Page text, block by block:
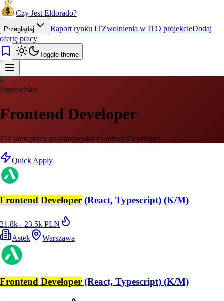
Czy Jest Eldorado?
Przeglądaj Raport rynku ITZwolnienia w ITO projekcieDodaj
ofertę pracy
Toggle theme
F
Stanowisko
Frontend Developer
711 ofert pracy na stanowisku Frontend Developer
Quick Apply
Frontend Developer (React, Typescript) (K/M)
21.8k - 23.5k PLN
Astek
Warszawa
Frontend Developer (React, Typescript) (K/M)